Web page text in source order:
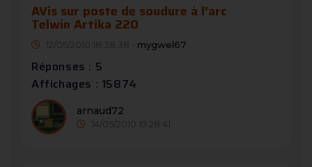
AVis sur poste de soudure à l'arc
Telwin Artika 220
12/05/2010 18:38:38 - mygwel67
Réponses : 5
Affichages : 15874
arnaud72
14/05/2010 19:28:41